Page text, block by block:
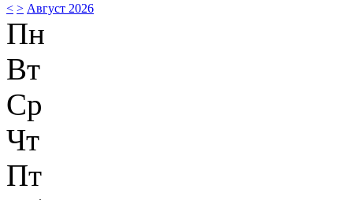
< > Август 2026
Пн
Вт
Ср
Чт
Пт